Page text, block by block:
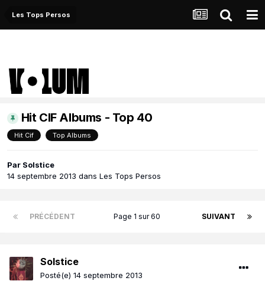
Les Tops Persos
Hit CIF Albums - Top 40
Hit Cif Top Albums
Par Solstice
14 septembre 2013 dans Les Tops Persos
PRÉCÉDENT SUIVANT
Page 1 sur 60
Solstice
Posté(e) 14 septembre 2013